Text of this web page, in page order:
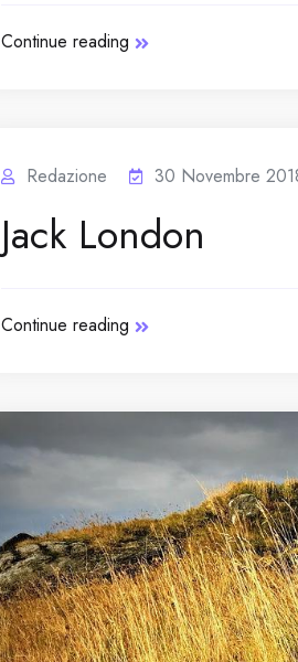
Continue reading
Redazione 30 Novembre
Jack London
Continue reading